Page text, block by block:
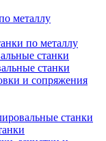
металлу
по металлу
станки
станки
и сопряжения
станки